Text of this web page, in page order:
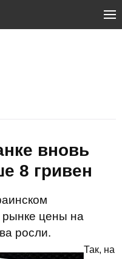
вновь
8 гривен
цены на
росли.
Так, на